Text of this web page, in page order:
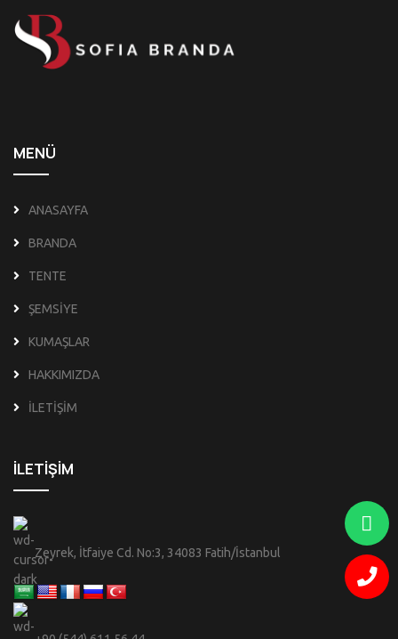
MENÜ
ANASAYFA
BRANDA
TENTE
ŞEMSİYE
KUMAŞLAR
HAKKIMIZDA
İLETİŞİM
İLETİŞİM
Zeyrek, İtfaiye Cd. No:3, 34083 Fatih/İstanbul